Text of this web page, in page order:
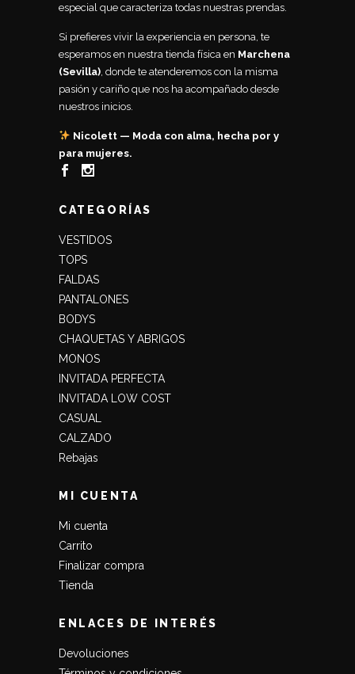
especial que caracteriza todas nuestras prendas.
Si prefieres vivir la experiencia en persona, te
esperamos en nuestra tienda física en Marchena
(Sevilla), donde te atenderemos con la misma
pasión y cariño que nos ha acompañado desde
nuestros inicios.
Nicolett — Moda con alma, hecha por y
para mujeres.
CATEGORÍAS
VESTIDOS
TOPS
FALDAS
PANTALONES
BODYS
CHAQUETAS Y ABRIGOS
MONOS
INVITADA PERFECTA
INVITADA LOW COST
CASUAL
CALZADO
Rebajas
MI CUENTA
Mi cuenta
Carrito
Finalizar compra
Tienda
ENLACES DE INTERÉS
Devoluciones